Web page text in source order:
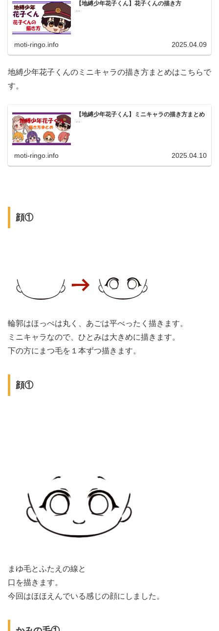
【地縛少年花子くん】花子くんの描き方
moti-ringo.info 2025.04.09
地縛少年花子くんのミニキャラの描き方まとめはこちらで
す。
【地縛少年花子くん】ミニキャラの描き方まとめ
moti-ringo.info 2025.04.10
顔①
輪郭はほっぺは丸く、あごは平べったく描きます。
ミニキャラなので、ひとみは大きめに描きます。
下の方にまつ毛を１本ずつ描きます。
顔①
まゆ毛とふたえの線と
口を描きます。
今回はほほえんでいる感じの顔にしました。